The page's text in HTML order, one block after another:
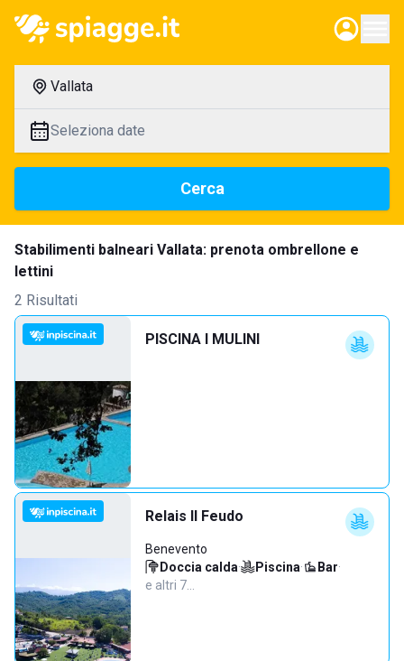
Vallata
Seleziona date
Cerca
Stabilimenti balneari Vallata: prenota ombrellone e
lettini
2 Risultati
PISCINA I MULINI
Relais Il Feudo
Benevento
Doccia calda· Piscina· Bar·
e altri 7…